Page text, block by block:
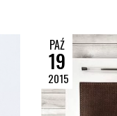
PAŹ
19
2015